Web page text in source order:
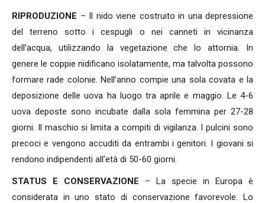
RIPRODUZIONE – Il nido viene costruito in una depressione
del terreno sotto i cespugli o nei canneti in vicinanza
dell’acqua, utilizzando la vegetazione che lo attornia. In
genere le coppie nidificano isolatamente, ma talvolta possono
formare rade colonie. Nell’anno compie una sola covata e la
deposizione delle uova ha luogo tra aprile e maggio. Le 4-6
uova deposte sono incubate dalla sola femmina per 27-28
giorni. Il maschio si limita a compiti di vigilanza. I pulcini sono
precoci e vengono accuditi da entrambi i genitori. I giovani si
rendono indipendenti all’età di 50-60 giorni.
STATUS E CONSERVAZIONE – La specie in Europa è
considerata in uno stato di conservazione favorevole. Lo